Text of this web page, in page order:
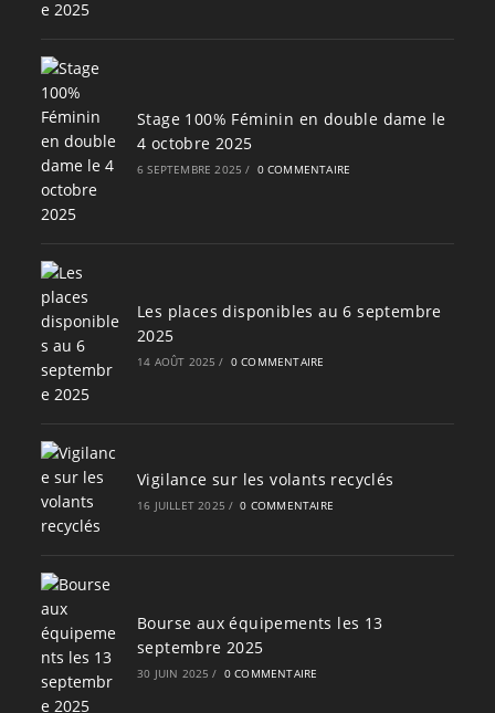
Stage 100% Féminin en double dame le
4 octobre 2025
6 SEPTEMBRE 2025 / 0 COMMENTAIRE
Les places disponibles au 6 septembre
2025
14 AOÛT 2025 / 0 COMMENTAIRE
Vigilance sur les volants recyclés
16 JUILLET 2025 / 0 COMMENTAIRE
Bourse aux équipements les 13
septembre 2025
30 JUIN 2025 / 0 COMMENTAIRE